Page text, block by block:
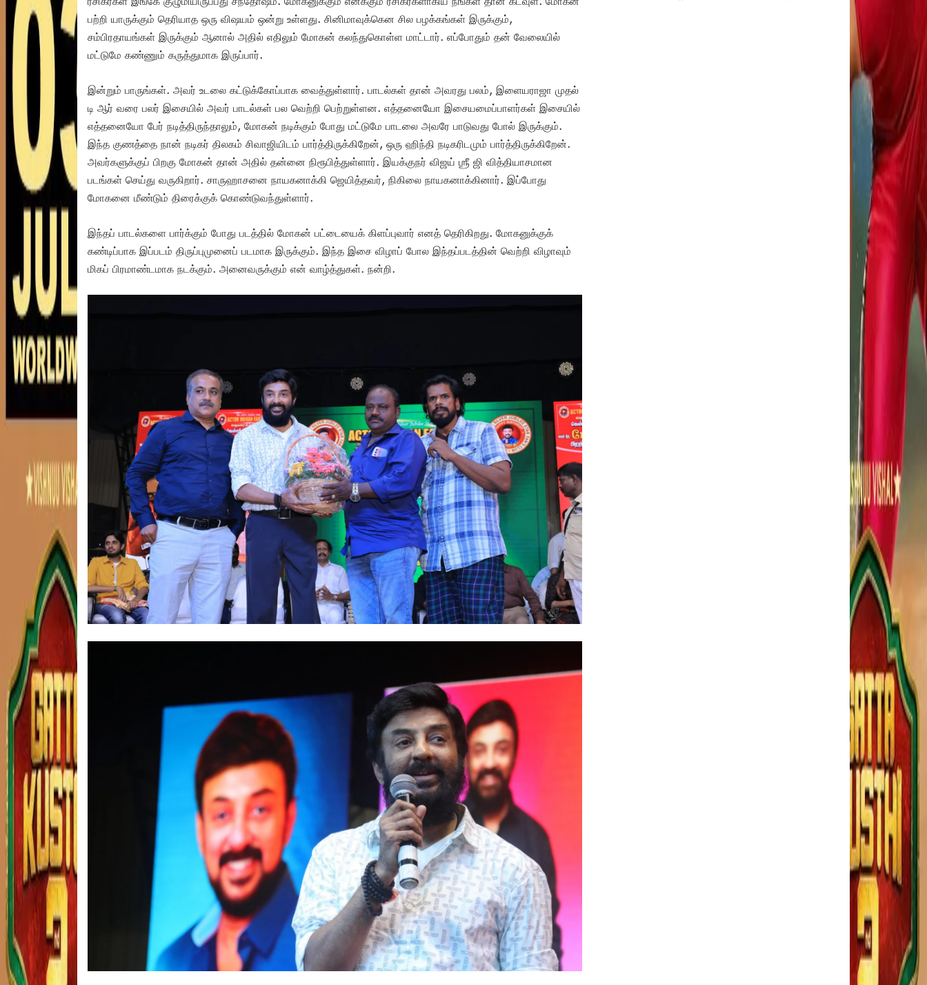
பற்றி யாருக்கும் தெரியாத ஒரு விஷயம் ஒன்று உள்ளது. சினிமாவுக்கென சில பழக்கங்கள் இருக்கும்,
சம்பிரதாயங்கள் இருக்கும் ஆனால் அதில் எதிலும் மோகன் கலந்துகொள்ள மாட்டார். எப்போதும் தன் வேலையில்
மட்டுமே கண்ணும் கருத்துமாக இருப்பார்.
இன்றும் பாருங்கள். அவர் உடலை கட்டுக்கோப்பாக வைத்துள்ளார். பாடல்கள் தான் அவரது பலம், இளையராஜா முதல்
டி ஆர் வரை பலர் இசையில் அவர் பாடல்கள் பல வெற்றி பெற்றுள்ளன. எத்தனையோ இசையமைப்பாளர்கள் இசையில்
எத்தனையோ பேர் நடித்திருந்தாலும், மோகன் நடிக்கும் போது மட்டுமே பாடலை அவரே பாடுவது போல் இருக்கும்.
இந்த குணத்தை நான் நடிகர் திலகம் சிவாஜியிடம் பார்த்திருக்கிறேன், ஒரு ஹிந்தி நடிகரிடமும் பார்த்திருக்கிறேன்.
அவர்களுக்குப் பிறகு மோகன் தான் அதில் தன்னை நிரூபித்துள்ளார். இயக்குநர் விஜய் ஶ்ரீ ஜி வித்தியாசமான
படங்கள் செய்து வருகிறார். சாருஹாசனை நாயகனாக்கி ஜெயித்தவர், நிகிலை நாயகனாக்கினார். இப்போது
மோகனை மீண்டும் திரைக்குக் கொண்டுவந்துள்ளார்.
இந்தப் பாடல்களை பார்க்கும் போது படத்தில் மோகன் பட்டையைக் கிளப்புவார் எனத் தெரிகிறது. மோகனுக்குக்
கண்டிப்பாக இப்படம் திருப்புமுனைப் படமாக இருக்கும். இந்த இசை விழாப் போல இந்தப்படத்தின் வெற்றி விழாவும்
மிகப் பிரமாண்டமாக நடக்கும். அனைவருக்கும் என் வாழ்த்துகள். நன்றி.